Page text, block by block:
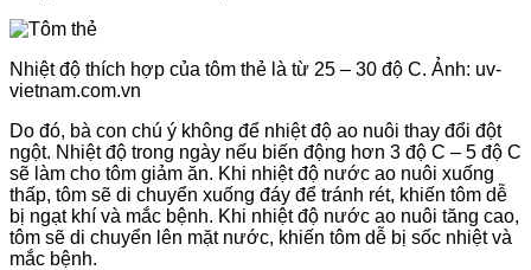
Nhiệt độ thích hợp của tôm thẻ là từ 25 – 30 độ C. Ảnh: uv-
vietnam.com.vn
Do đó, bà con chú ý không để nhiệt độ ao nuôi thay đổi đột
ngột. Nhiệt độ trong ngày nếu biến động hơn 3 độ C – 5 độ C
sẽ làm cho tôm giảm ăn. Khi nhiệt độ nước ao nuôi xuống
thấp, tôm sẽ di chuyển xuống đáy để tránh rét, khiến tôm dễ
bị ngạt khí và mắc bệnh. Khi nhiệt độ nước ao nuôi tăng cao,
tôm sẽ di chuyển lên mặt nước, khiến tôm dễ bị sốc nhiệt và
mắc bệnh.